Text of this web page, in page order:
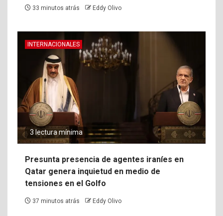
33 minutos atrás Eddy Olivo
INTERNACIONALES
3 lectura mínima
Presunta presencia de agentes iraníes en
Qatar genera inquietud en medio de
tensiones en el Golfo
37 minutos atrás Eddy Olivo